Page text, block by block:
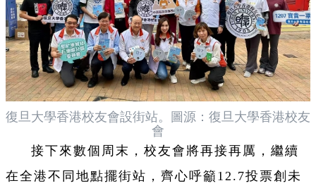
復旦大學香港校友會設街站。圖源：復旦大學香港校友
會
接下來數個周末，校友會將再接再厲，繼續
在全港不同地點擺街站，齊心呼籲12.7投票創未